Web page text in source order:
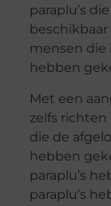
paraplu’s
mensen die
hebben
Met een
zelfs richten
die de
hebben
paraplu’s
paraplu’s